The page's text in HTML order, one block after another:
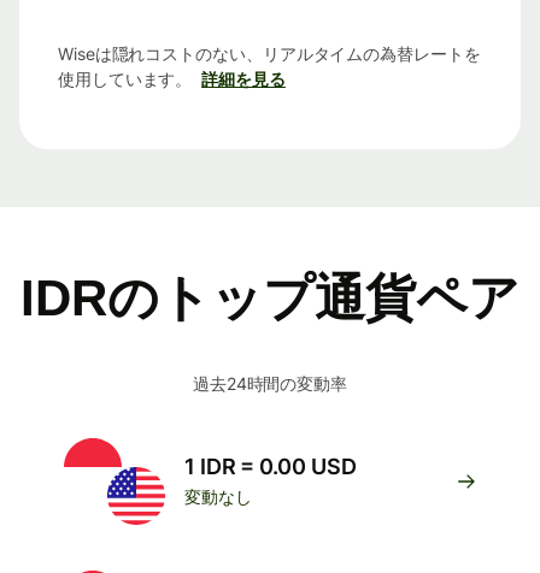
Wiseは隠れコストのない、リアルタイムの為替レートを
使用しています。
詳細を見る
IDRのトップ通貨ペア
過去24時間の変動率
1 IDR = 0.00 USD
変動なし